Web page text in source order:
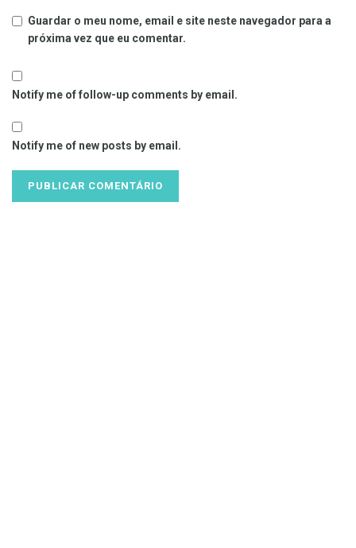
Guardar o meu nome, email e site neste navegador para a
próxima vez que eu comentar.
Notify me of follow-up comments by email.
Notify me of new posts by email.